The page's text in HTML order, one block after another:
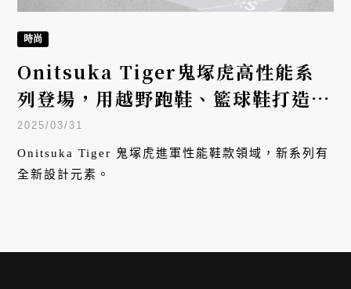
時尚
Onitsuka Tiger鬼塚虎高性能系
列登場，用越野跑鞋、籃球鞋打造新
美學
2025/03/31
Onitsuka Tiger 鬼塚虎進軍性能鞋款領域，新系列有
全新設計元素。